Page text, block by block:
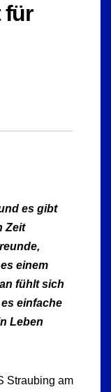
für
es gibt
Zeit
einem
fühlt sich
einfache
Leben
Straubing am